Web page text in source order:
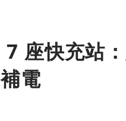
座快充站
電